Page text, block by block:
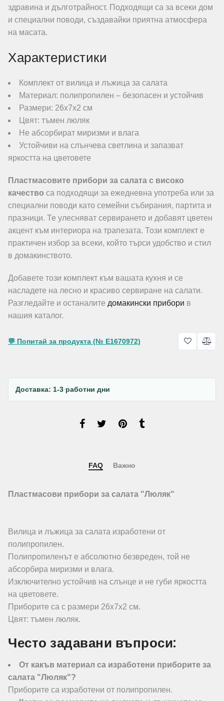
здравина и дълготрайност. Подходящи са за всеки дом
и специални поводи, създавайки приятна атмосфера
на масата.
Характеристики
Комплект от вилица и лъжица за салата
Материал: полипропилен – безопасен и устойчив
Размери: 26х7х2 см
Цвят: тъмен люляк
Не абсорбират миризми и влага
Устойчиви на слънчева светлина и запазват
яркостта на цветовете
Пластмасовите прибори за салата с високо
качество са подходящи за ежедневна употреба или за
специални поводи като семейни събирания, партита и
празници. Те улесняват сервирането и добавят цветен
акцент към интериора на трапезата. Този комплект е
практичен избор за всеки, който търси удобство и стил
в домакинството.
Добавете този комплект към вашата кухня и се
насладете на лесно и красиво сервиране на салати.
Разгледайте и останалите домакински прибори в
нашия каталог.
💬 Попитай за продукта (№ E1670972)
Доставка: 1-3 работни дни
FAQ Важно
Пластмасови прибори за салата "Люляк"
Вилица и лъжица за салата изработени от
полипропилен.
Полипропиленът е абсолютно безвреден, той не
абсорбира миризми и влага.
Изключително устойчив на слънце и не губи яркостта
на цветовете.
Приборите са с размери 26х7х2 см.
Цвят: тъмен люляк.
Често задавани въпроси:
От какъв материал са изработени приборите за
салата "Люляк"?
Приборите са изработени от полипропилен.